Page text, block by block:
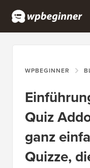
WPBEGINNER
Quiz
ganz
Quizze,